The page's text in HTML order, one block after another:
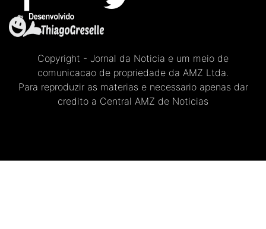
Copyright - Jornal da Noticia e um meio de
comunicacao de propriedade da AMZ Ltda.
Para reproduzir as materias e necessario apenas dar
credito a Central AMZ de Noticias